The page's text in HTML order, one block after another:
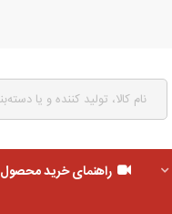
راهنمای خرید محصول